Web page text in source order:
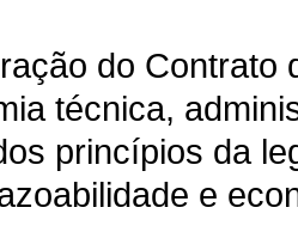
do Contrato
técnica,
princípios da
e